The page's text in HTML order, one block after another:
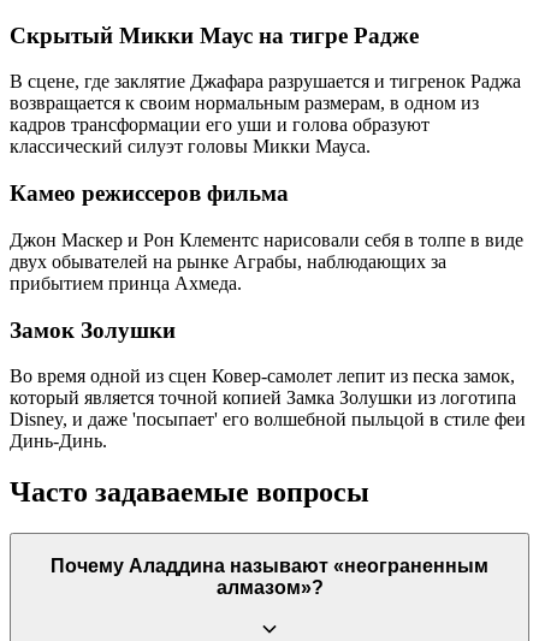
Скрытый Микки Маус на тигре Радже
В сцене, где заклятие Джафара разрушается и тигренок Раджа
возвращается к своим нормальным размерам, в одном из
кадров трансформации его уши и голова образуют
классический силуэт головы Микки Мауса.
Камео режиссеров фильма
Джон Маскер и Рон Клементс нарисовали себя в толпе в виде
двух обывателей на рынке Аграбы, наблюдающих за
прибытием принца Ахмеда.
Замок Золушки
Во время одной из сцен Ковер-самолет лепит из песка замок,
который является точной копией Замка Золушки из логотипа
Disney, и даже 'посыпает' его волшебной пыльцой в стиле феи
Динь-Динь.
Часто задаваемые вопросы
Почему Аладдина называют «неограненным
алмазом»?